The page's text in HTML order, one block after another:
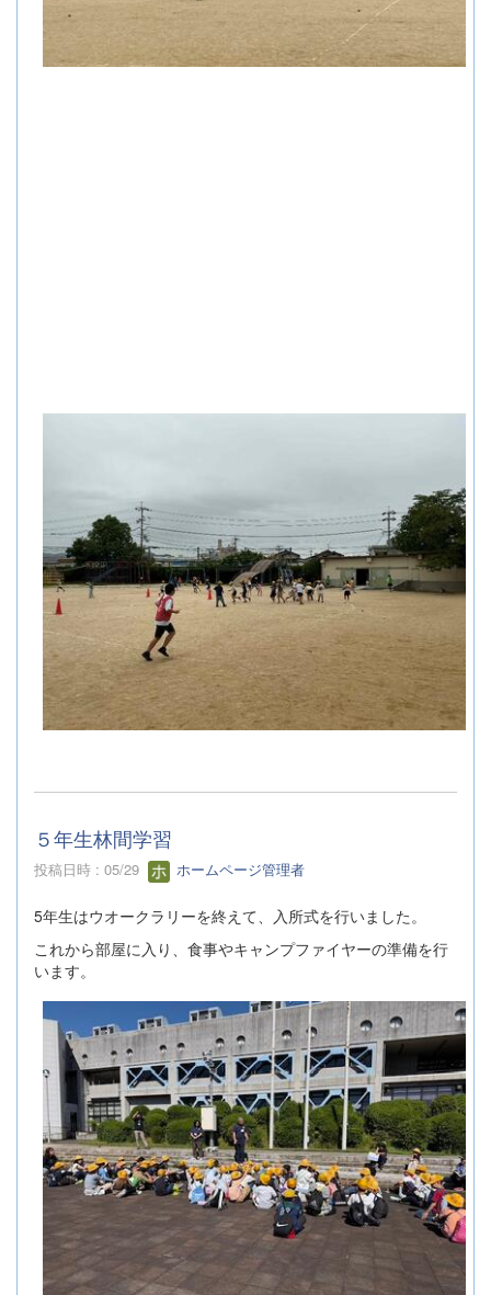
５年生林間学習
投稿日時 : 05/29 ホームページ管理者
5年生はウオークラリーを終えて、入所式を行いました。
これから部屋に入り、食事やキャンプファイヤーの準備を行
います。